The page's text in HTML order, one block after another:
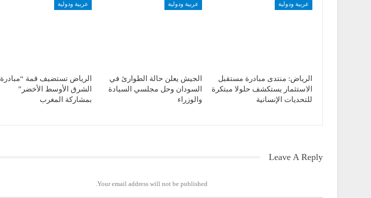
عربية ودولية
الرياض: منتدى مبادرة مستقبل
الاستثمار يستكشف حلولا مبتكرة
للتحديات الإنسانية
عربية ودولية
الجيش يعلن حالة الطوارئ في
السودان وحل مجلسي السيادة
والوزراء
عربية ودولية
الرياض تستضيف قمة “مبادرة
الشرق الأوسط الأخضر”
بمشاركة المغرب
Leave A Reply
Your email address will not be published.